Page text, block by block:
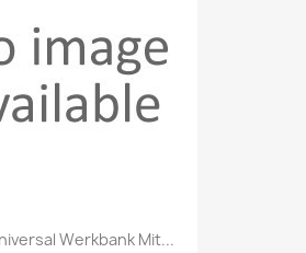
Werkbank Mit...